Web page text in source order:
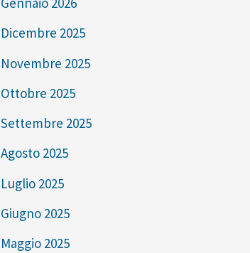
Dicembre 2025
Novembre 2025
Ottobre 2025
Settembre 2025
Agosto 2025
Luglio 2025
Giugno 2025
Maggio 2025